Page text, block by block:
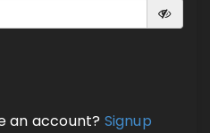
an account? Signup